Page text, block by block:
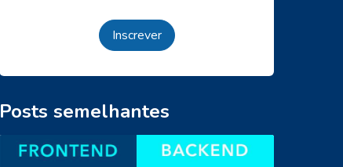
Inscrever
Posts semelhantes